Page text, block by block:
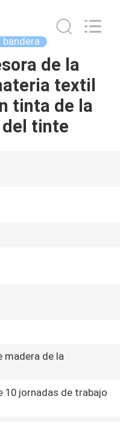
de la
textil
tinta de la
tinte
madera de la
10 jornadas de trabajo